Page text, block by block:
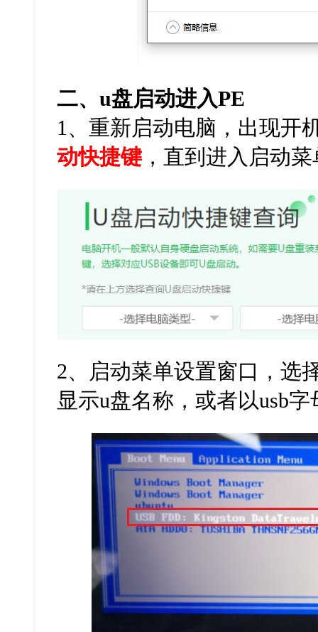
二、u盘启动进入PE
1 、重新启动电脑，出现开
动快捷键，直到进入启动
2、启动菜单设置窗口，选
显示u盘名称，或者以usb字